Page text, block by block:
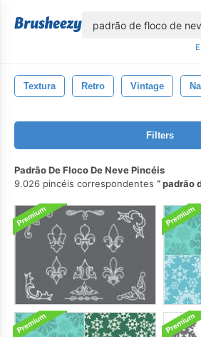
Textura Retro Vintage
Filters
Padrão De Floco De Neve Pincéis
9.026 pincéis correspondentes
padrão